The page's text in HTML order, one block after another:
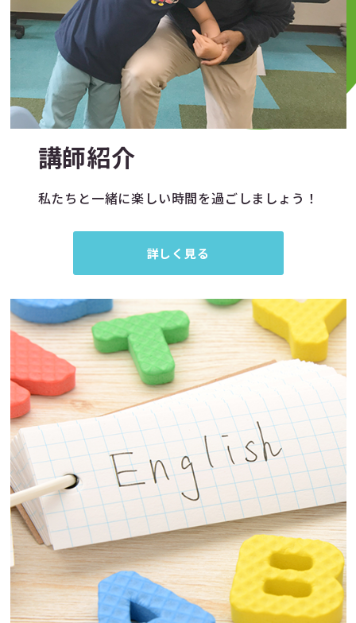
講師紹介
私たちと一緒に楽しい時間を過ごしましょう！
詳しく見る